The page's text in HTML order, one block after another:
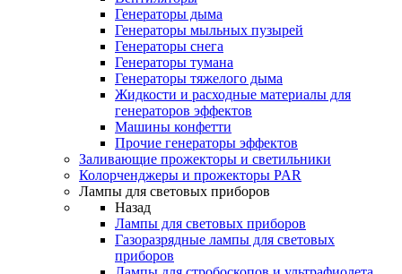
Генераторы дыма
Генераторы мыльных пузырей
Генераторы снега
Генераторы тумана
Генераторы тяжелого дыма
Жидкости и расходные материалы для
генераторов эффектов
Машины конфетти
Прочие генераторы эффектов
Заливающие прожекторы и светильники
Колорченджеры и прожекторы PAR
Лампы для световых приборов
Назад
Лампы для световых приборов
Газоразрядные лампы для световых
приборов